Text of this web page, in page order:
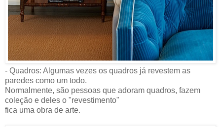
- Quadros: Algumas vezes os quadros já revestem as
paredes como um todo.
Normalmente, são pessoas que adoram quadros, fazem
coleção e deles o "revestimento"
fica uma obra de arte.